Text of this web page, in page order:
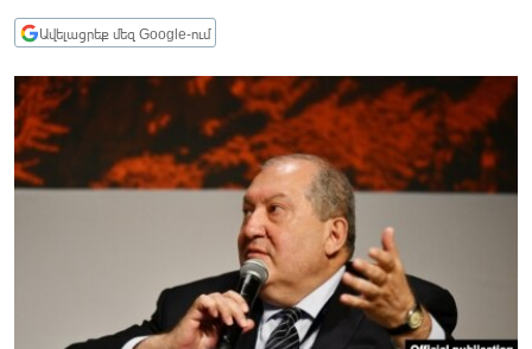
ՊԱՏԵՐԱԶՄԻ 6 ՇԱԲԱԹՆԵՐԸ
ՏԱՐԱԾԱՇՐՋԱՆ
ՄԻՋԱԶԳԱՅԻՆ
ՄՇԱԿՈՒՅԹ
ՏՏ ԵՒ ԻՆՏԵՐՆԵՏ
ԿՈՐՈՆԱՎԻՐՈՒՍ
Ավելացրեք մեզ Google-ում